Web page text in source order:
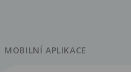
MOBILNÍ APLIKACE